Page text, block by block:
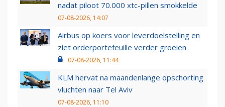
nadat piloot 70.000 xtc-pillen smokkelde
07-08-2026, 14:07
Airbus op koers voor leverdoelstelling en
ziet orderportefeuille verder groeien
07-08-2026, 11:44
KLM hervat na maandenlange opschorting
vluchten naar Tel Aviv
07-08-2026, 11:10